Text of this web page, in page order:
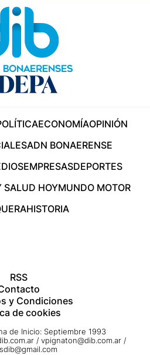
ECONOMÍAOPINIÓN
ADN BONAERENSE
EMPRESASDEPORTES
SALUD HOYMUNDO MOTOR
HISTORIA
RSS
y Condiciones
de cookies
de Inicio: Septiembre 1993
/ vpignaton@dib.com.ar /